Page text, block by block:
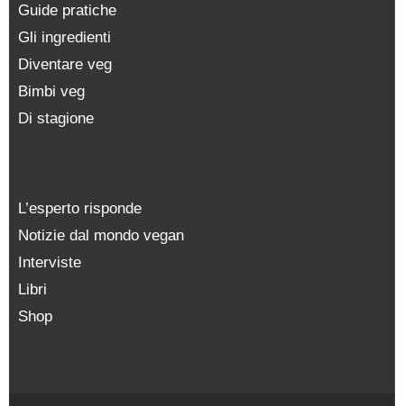
Guide pratiche
Gli ingredienti
Diventare veg
Bimbi veg
Di stagione
L’esperto risponde
Notizie dal mondo vegan
Interviste
Libri
Shop